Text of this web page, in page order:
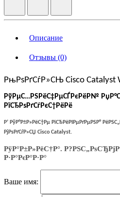
Описание
Отзывы (0)
РњРѕРґСѓР»СЊ Cisco Catalyst
РўРµС…РЅРёС‡РµСЃРєРёР№
РїСЂРѕРґСѓРєС†РёРё
Р’ РўР°Р±Р»РёС†Рµ РїСЂРёРІРµРґРµРЅР°
РјРѕРґСѓР»СЏ Cisco Catalyst.
РўР°Р±Р»РёС†Р°.
Р·Р°РєР°Р·Р°
Ваше имя: